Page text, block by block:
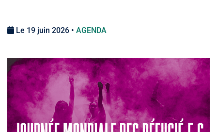
Le 19 juin 2026 • AGENDA